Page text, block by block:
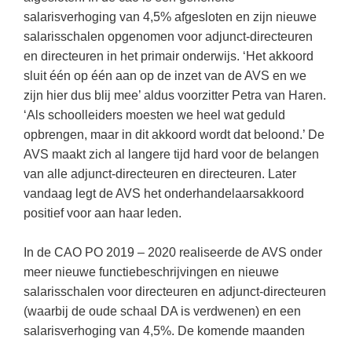
Den Haag(46)
Dordrecht (36)
Lelystad(19)
Eindhoven(18)
Alkmaar(18)
Zoetermeer (17)
Klassieke Talen
Letterkunde
Levensbeschouwing
Maatschappijleer
Muziek
Natuurkunde
Nederlands
Rekenen / Wiskunde
Scheikunde
Sociale vaardigheden
Studievaardigheden
Meesterbaan onderwijsvacatures
LEERMETHODEN
Biologie
Examentraining
Geschiedenis
Media
Nederlands
Rekenen
Sociale vaardigheden
Studievaardigheden
salarisverhoging van 4,5% afgesloten en zijn nieuwe
salarisschalen opgenomen voor adjunct-directeuren
en directeuren in het primair onderwijs. ‘Het akkoord
sluit één op één aan op de inzet van de AVS en we
zijn hier dus blij mee’ aldus voorzitter Petra van Haren.
‘Als schoolleiders moesten we heel wat geduld
opbrengen, maar in dit akkoord wordt dat beloond.’ De
AVS maakt zich al langere tijd hard voor de belangen
van alle adjunct-directeuren en directeuren. Later
vandaag legt de AVS het onderhandelaarsakkoord
positief voor aan haar leden.
In de CAO PO 2019 – 2020 realiseerde de AVS onder
meer nieuwe functiebeschrijvingen en nieuwe
salarisschalen voor directeuren en adjunct-directeuren
(waarbij de oude schaal DA is verdwenen) en een
salarisverhoging van 4,5%. De komende maanden